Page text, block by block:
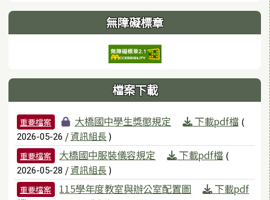
無障礙標章
檔案下載
檔案列表
重要檔案 大橋國中學生獎懲規定 下載pdf檔 (
2026-05-26 /資訊組長 )
重要檔案 大橋國中服裝儀容規定 下載pdf檔 (
2026-05-28 /資訊組長 )
重要檔案 115學年度教室與辦公室配置圖
下載pdf